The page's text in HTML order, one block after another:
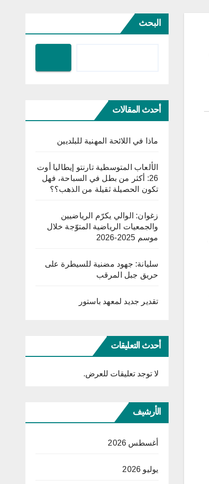
البحث
أحدث المقالات
ماذا في اللائحة المهنية للبلديين
الألعاب المتوسطية تارنتو إيطاليا أوت
26: أكثر من بطل في السباحة، فهل
تكون الحصيلة ثقيلة من الذهب؟؟
زغوان: الوالي يكرّم الرياضيين
والجمعيات الرياضية المتوّجة خلال
موسم 2025-2026
سليانة: جهود مضنية للسيطرة على
حريق جبل المرقب
تقدير جديد لمعهد باستور
أحدث التعليقات
لا توجد تعليقات للعرض.
الأرشيف
أغسطس 2026
يوليو 2026